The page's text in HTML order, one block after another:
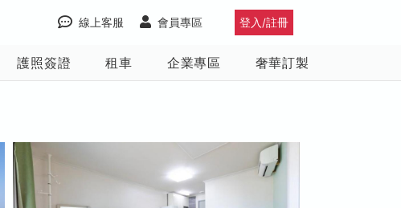
登入/註冊
會員專區
線上客服
護照簽證 租車 企業專區 奢華訂製